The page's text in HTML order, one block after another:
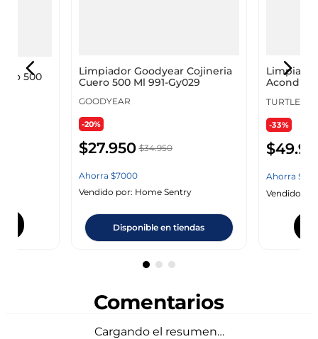
500
Limpiador Goodyear Cojineria
Cuero 500 Ml 991-Gy029
GOODYEAR
-20%
$27.950 $34.950
Ahorra $7000
Vendido por: Home Sentry
Disponible en tiendas
TURTLE
-33%
$49.
Ahorra$
Vendido
Comentarios
Cargando el resumen…